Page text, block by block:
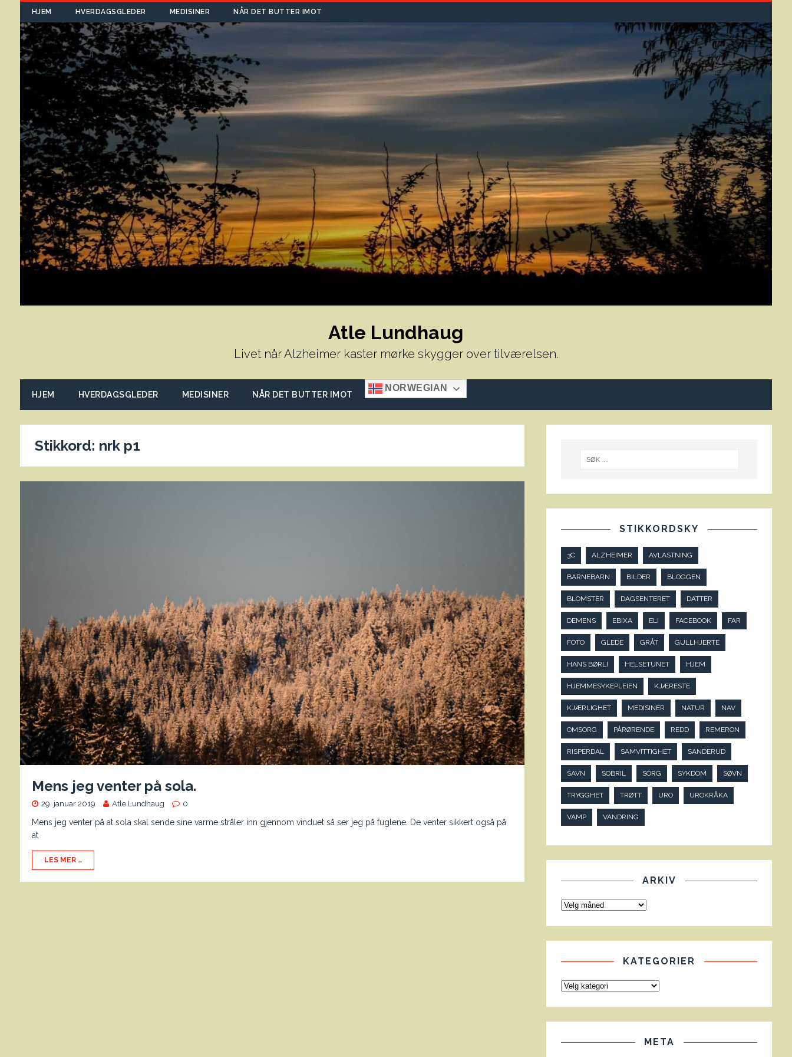
HJEM HVERDAGSGLEDER MEDISINER NÅR DET BUTTER IMOT
Atle Lundhaug
Livet når Alzheimer kaster mørke skygger over tilværelsen.
HJEM HVERDAGSGLEDER MEDISINER NÅR DET BUTTER IMOT
NORWEGIAN
Stikkord: nrk p1
Mens jeg venter på sola.
29. januar 2019 Atle Lundhaug 0
Mens jeg venter på at sola skal sende sine varme stråler inn gjennom vinduet så ser jeg på fuglene. De venter sikkert også på
at
LES MER …
STIKKORDSKY
3C ALZHEIMER AVLASTNING
BARNEBARN BILDER BLOGGEN
BLOMSTER DAGSENTERET DATTER
DEMENS EBIXA ELI FACEBOOK FAR
FOTO GLEDE GRÅT GULLHJERTE
HANS BØRLI HELSETUNET HJEM
HJEMMESYKEPLEIEN KJÆRESTE
KJÆRLIGHET MEDISINER NATUR NAV
OMSORG PÅRØRENDE REDD REMERON
RISPERDAL SAMVITTIGHET SANDERUD
SAVN SOBRIL SORG SYKDOM SØVN
TRYGGHET TRØTT URO UROKRÅKA
VAMP VANDRING
ARKIV
KATEGORIER
META